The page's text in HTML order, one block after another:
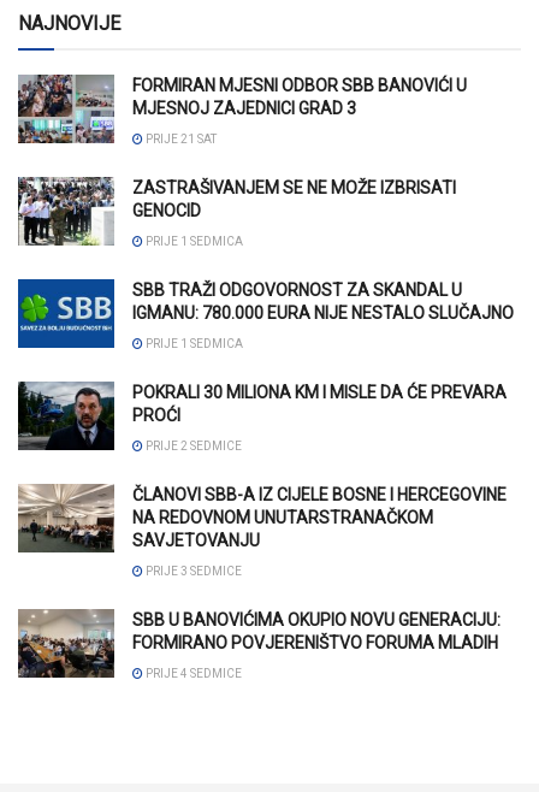
NAJNOVIJE
FORMIRAN MJESNI ODBOR SBB BANOVIĆI U
MJESNOJ ZAJEDNICI GRAD 3
PRIJE 21 SAT
ZASTRAŠIVANJEM SE NE MOŽE IZBRISATI
GENOCID
PRIJE 1 SEDMICA
SBB TRAŽI ODGOVORNOST ZA SKANDAL U
IGMANU: 780.000 EURA NIJE NESTALO SLUČAJNO
PRIJE 1 SEDMICA
POKRALI 30 MILIONA KM I MISLE DA ĆE PREVARA
PROĆI
PRIJE 2 SEDMICE
ČLANOVI SBB-A IZ CIJELE BOSNE I HERCEGOVINE
NA REDOVNOM UNUTARSTRANAČKOM
SAVJETOVANJU
PRIJE 3 SEDMICE
SBB U BANOVIĆIMA OKUPIO NOVU GENERACIJU:
FORMIRANO POVJERENIŠTVO FORUMA MLADIH
PRIJE 4 SEDMICE